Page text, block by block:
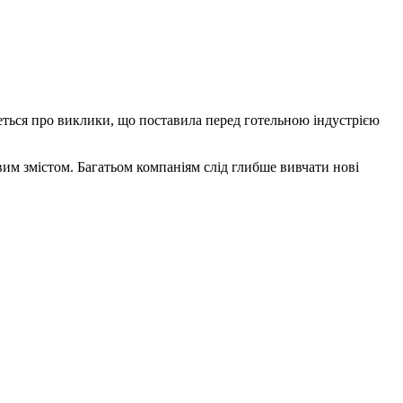
про виклики, що поставила перед готельною індустрією
змістом. Багатьом компаніям слід глибше вивчати нові